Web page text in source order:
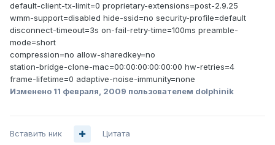
default-client-tx-limit=0 proprietary-extensions=post-2.9.25
wmm-support=disabled hide-ssid=no security-profile=default
disconnect-timeout=3s on-fail-retry-time=100ms preamble-
mode=short
compression=no allow-sharedkey=no
station-bridge-clone-mac=00:00:00:00:00:00 hw-retries=4
frame-lifetime=0 adaptive-noise-immunity=none
Изменено 11 февраля, 2009 пользователем dolphinik
Вставить ник Цитата